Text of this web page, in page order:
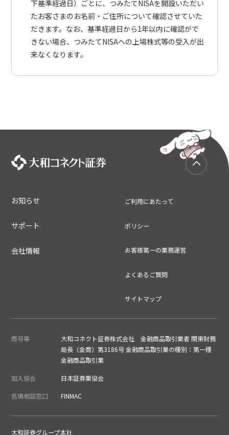
下基準経過日）ごとに、つみたてNISAを開設いただい
たお客さまのお名前・ご住所について確認させていた
だきます。なお、基準経過日から1年以内に確認がで
きない場合、つみたてNISAへの上場株式等の受入が出
来なくなります。
お知らせ
サポート
会社情報
ご利用にあたって
ポリシー
お客様第一の業務運営
よくあるご質問
サイトマップ
商号等
大和コネクト証券株式会社 金融商品取引業者 関東財務
局長（金商）第3186号 金融商品取引業の種別：第一種
金融商品取引業
加入協会 日本証券業協会
苦情相談窓口 FINMAC
大和証券グループ本社